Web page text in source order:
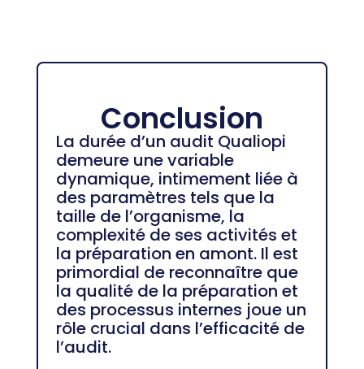
Conclusion
La durée d’un audit Qualiopi
demeure une variable
dynamique, intimement liée à
des paramètres tels que la
taille de l’organisme, la
complexité de ses activités et
la préparation en amont. Il est
primordial de reconnaître que
la qualité de la préparation et
des processus internes joue un
rôle crucial dans l’efficacité de
l’audit.